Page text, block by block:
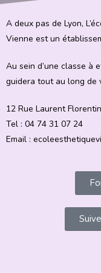
A deux pas de Lyon,
Vienne est un
Au sein d’une classe à
guidera tout au long de
12 Rue Laurent
Tel : 04 74 31 07 24
Email :